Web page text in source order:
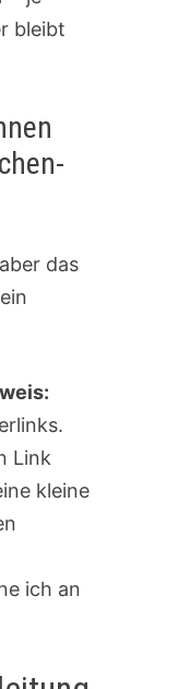
bleibt
das
Link
kleine
ich an